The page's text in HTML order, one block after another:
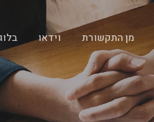
מן התקשורת וידאו